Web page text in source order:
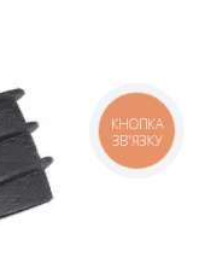
КНОПКА
ЗВ'ЯЗКУ